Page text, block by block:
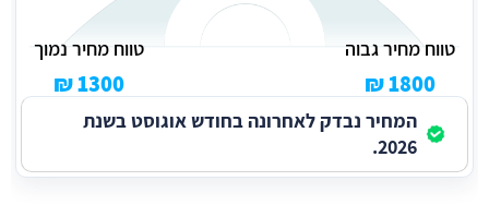
טווח מחיר גבוה
1800 ₪
טווח מחיר נמוך
1300 ₪
המחיר נבדק לאחרונה בחודש אוגוסט בשנת
2026.